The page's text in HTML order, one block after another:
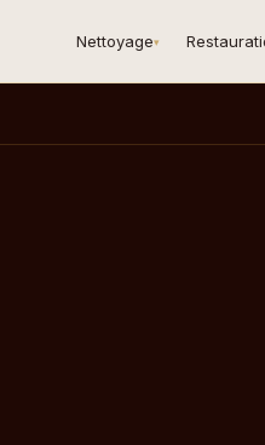
Nettoyage▾